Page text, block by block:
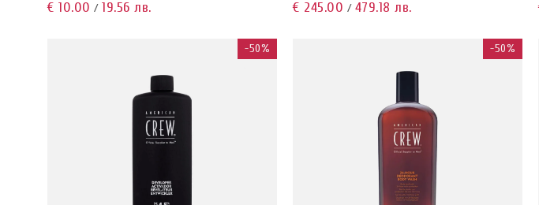
€ 10.00 / 19.56 лв. € 245.00 / 479.18 лв.
-50% -50%